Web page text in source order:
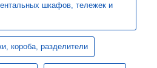
шкафов, тележек и
короба, разделители